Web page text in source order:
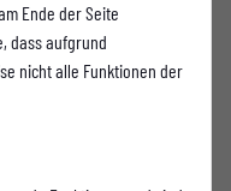
Ende der Seite
dass aufgrund
nicht alle Funktionen der
uns strukturell schlanker,
Ziel ist es unter anderem
junger Menschen
Mannschaft heran zu